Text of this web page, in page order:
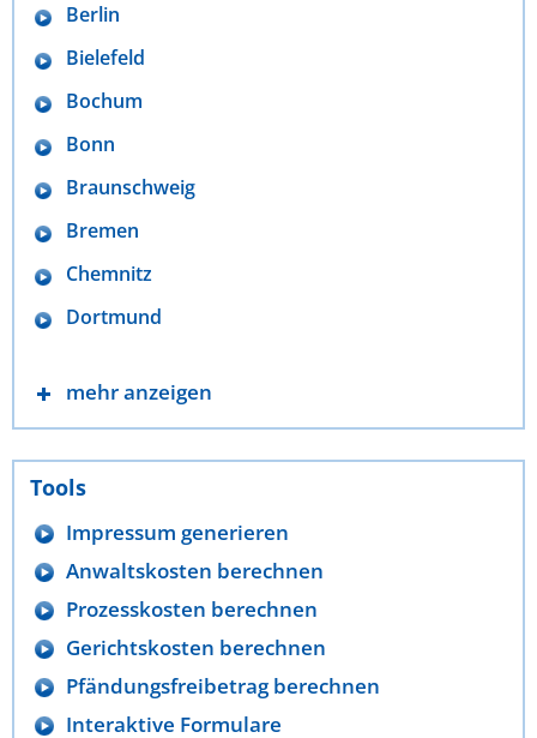
Berlin
Bielefeld
Bochum
Bonn
Braunschweig
Bremen
Chemnitz
Dortmund
mehr anzeigen
Tools
Impressum generieren
Anwaltskosten berechnen
Prozesskosten berechnen
Gerichtskosten berechnen
Pfändungsfreibetrag berechnen
Interaktive Formulare